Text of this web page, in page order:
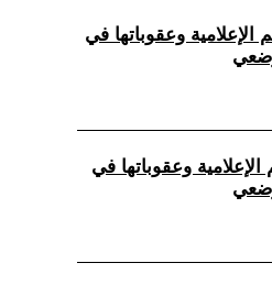
الإعلامية وعقوباتها في
الإعلامية وعقوباتها في